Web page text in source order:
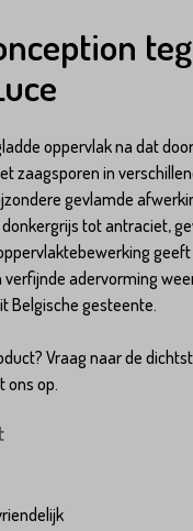
oppervlak na dat
zaagsporen in
gevlamde
tot antraciet,
verfijnde adervorming
Belgische gesteente.
Vraag naar de
ons op.